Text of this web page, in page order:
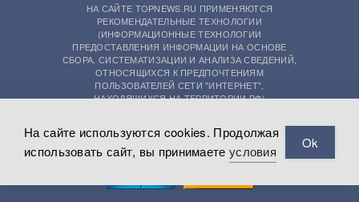
НА САЙТЕ TOPNEWS.RU ПРИМЕНЯЮТСЯ
РЕКОМЕНДАТЕЛЬНЫЕ ТЕХНОЛОГИИ
(ИНФОРМАЦИОННЫЕ ТЕХНОЛОГИИ
ПРЕДОСТАВЛЕНИЯ ИНФОРМАЦИИ НА ОСНОВЕ
СБОРА, СИСТЕМАТИЗАЦИИ И АНАЛИЗА СВЕДЕНИЙ,
ОТНОСЯЩИХСЯ К ПРЕДПОЧТЕНИЯМ
ПОЛЬЗОВАТЕЛЕЙ СЕТИ "ИНТЕРНЕТ",
НАХОДЯЩИХСЯ НА ТЕРРИТОРИИ РФ)
На сайте используются cookies. Продолжая
использовать сайт, вы принимаете условия
Ok